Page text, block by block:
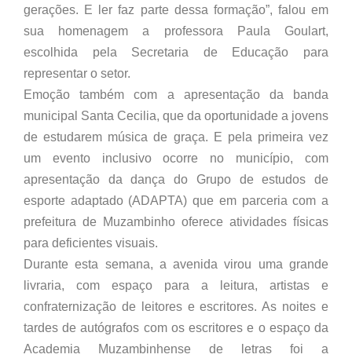
gerações. E ler faz parte dessa formação”, falou em
sua homenagem a professora Paula Goulart,
escolhida pela Secretaria de Educação para
representar o setor.
Emoção também com a apresentação da banda
municipal Santa Cecilia, que da oportunidade a jovens
de estudarem música de graça. E pela primeira vez
um evento inclusivo ocorre no município, com
apresentação da dança do Grupo de estudos de
esporte adaptado (ADAPTA) que em parceria com a
prefeitura de Muzambinho oferece atividades físicas
para deficientes visuais.
Durante esta semana, a avenida virou uma grande
livraria, com espaço para a leitura, artistas e
confraternização de leitores e escritores. As noites e
tardes de autógrafos com os escritores e o espaço da
Academia Muzambinhense de letras foi a